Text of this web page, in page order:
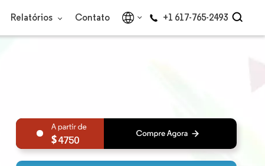
Relatórios Contato +1 617-765-2493
4750